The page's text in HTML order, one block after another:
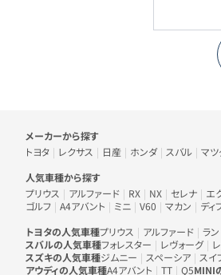
車のメーカー・人気車種から探す
メーカーから探す
トヨタ
レクサス 日産 ホンダ スバル マツ
人気車種から探す
プリウス
アルファード RX NX セレナ エ
ゴルフ
A4アバント ミニ V60 マカン ディ
トヨタの人気車種プリウス アルファード ラ
スバルの人気車種フォレスター レヴォーグ
スズキの人気車種ジムニー スペーシア スイ
アウディの人気車種A4アバント TT Q5MINI